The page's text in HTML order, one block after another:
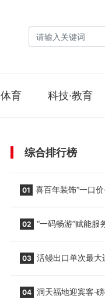
体育 科技·教育
综合排行榜
01 喜百年装饰“一口
02 “一码畅游”赋能服
03 活鳗出口单次最大
04 洞天福地迎宾客·